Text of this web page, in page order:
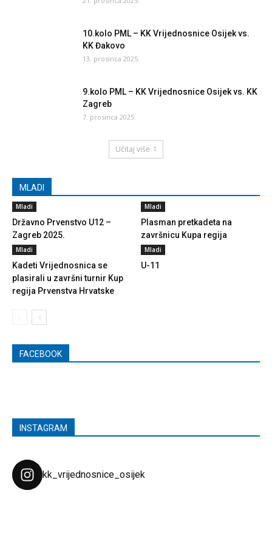
10.kolo PML – KK Vrijednosnice Osijek vs.
KK Đakovo
13. prosinca 2025.
9.kolo PML – KK Vrijednosnice Osijek vs. KK
Zagreb
7. prosinca 2025.
Učitaj više
MLADI
Mladi
Državno Prvenstvo U12 –
Zagreb 2025.
Mladi
Plasman pretkadeta na
završnicu Kupa regija
Mladi
Kadeti Vrijednosnica se
plasirali u završni turnir Kup
regija Prvenstva Hrvatske
Mladi
U-11
FACEBOOK
INSTAGRAM
kk_vrijednosnice_osijek